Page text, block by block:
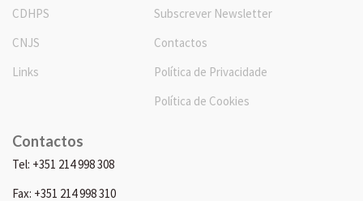
CDHPS
CNJS
Links
Subscrever Newsletter
Contactos
Política de Privacidade
Política de Cookies
Contactos
Tel: +351 214 998 308
Fax: +351 214 998 310